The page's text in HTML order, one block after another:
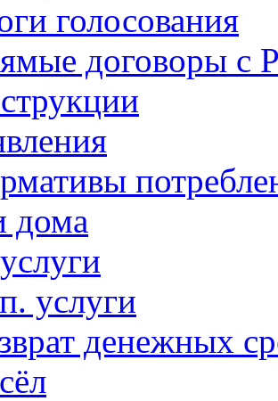
голосования
договоры с
дома
услуги
денежных